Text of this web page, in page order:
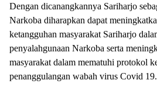
Dengan dicanangkannya Sariharjo
Narkoba diharapkan dapat
ketangguhan masyarakat Sariharjo
penyalahgunaan Narkoba serta
masyarakat dalam mematuhi protokol
penanggulangan wabah virus Covid 19.